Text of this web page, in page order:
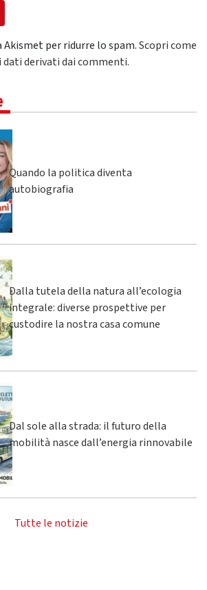
per ridurre lo spam.Scopri come
derivati dai commenti.
Quando la politica diventa
autobiografia
Dalla tutela della natura all’ecologia
integrale: diverse prospettive per
custodire la nostra casa comune
Dal sole alla strada: il futuro della
mobilità nasce dall’energia rinnovabile
Tutte le notizie